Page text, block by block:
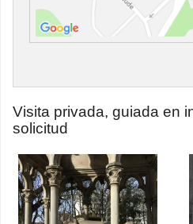
Visita privada, guiada en
solicitud